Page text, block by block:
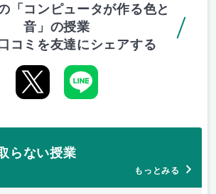
「コンピュータが作る色と
音」の授業
コミを友達にシェアする
らない授業
もっとみる